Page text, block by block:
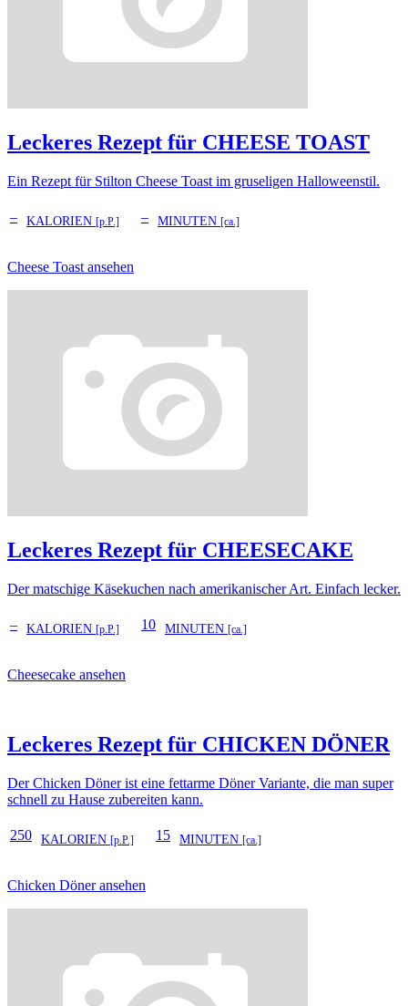
Leckeres Rezept für CHEESE TOAST
Ein Rezept für Stilton Cheese Toast im gruseligen Halloweenstil.
– KALORIEN [p.P.] – MINUTEN [ca.]
Cheese Toast ansehen
Leckeres Rezept für CHEESECAKE
Der matschige Käsekuchen nach amerikanischer Art. Einfach lecker.
– KALORIEN [p.P.] 10 MINUTEN [ca.]
Cheesecake ansehen
Leckeres Rezept für CHICKEN DÖNER
Der Chicken Döner ist eine fettarme Döner Variante, die man super
schnell zu Hause zubereiten kann.
250 KALORIEN [p.P.] 15 MINUTEN [ca.]
Chicken Döner ansehen